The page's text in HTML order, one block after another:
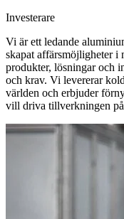
Investerare
Vi är ett ledande
skapat affärsmöjligheter i
produkter, lösningar och
och krav. Vi levererar
världen och erbjuder
vill driva tillverkningen på